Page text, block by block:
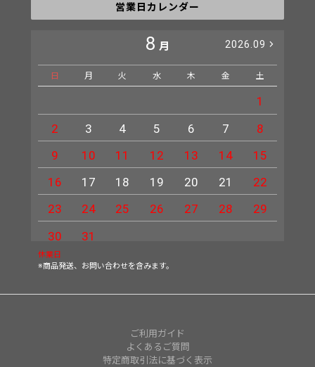
営業日カレンダー
8 月 2026.09
日 月 火 水 木 金 土
1
2
3 4 5 6 7
8
9
10 11 12 13 14
15
16
17 18 19 20 21
22
23
24 25 26 27 28
29
30
31
休業日
※商品発送、お問い合わせを含みます。
ご利用ガイド
よくあるご質問
特定商取引法に基づく表示